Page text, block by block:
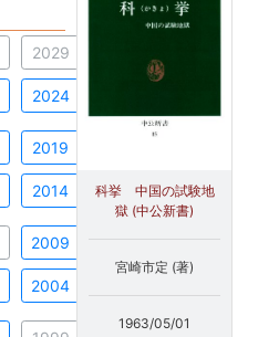
2029
2024
2019
2014
2009
2004
科挙 中国の試験地
獄 (中公新書)
宮崎市定 (著)
1963/05/01